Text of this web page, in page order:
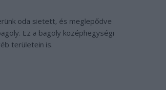
oda sietett, és meglepődve
Ez a bagoly középhegységi
területein is.